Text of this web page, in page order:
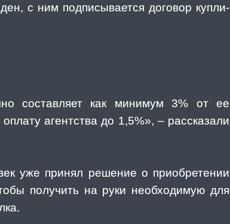
с ним подписывается договор купли-
составляет как минимум 3% от ее
агентства до 1,5%», – рассказали
уже принял решение о приобретении
получить на руки необходимую для